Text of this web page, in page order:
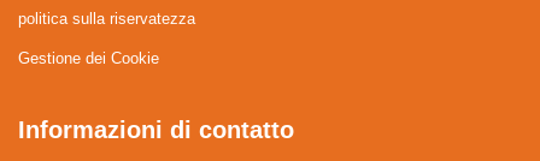
politica sulla riservatezza
Gestione dei Cookie
Informazioni di contatto